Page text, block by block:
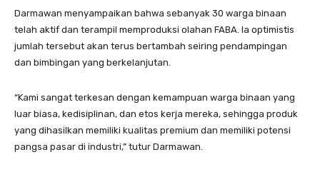
Darmawan menyampaikan bahwa sebanyak 30 warga binaan
telah aktif dan terampil memproduksi olahan FABA. Ia optimistis
jumlah tersebut akan terus bertambah seiring pendampingan
dan bimbingan yang berkelanjutan.
“Kami sangat terkesan dengan kemampuan warga binaan yang
luar biasa, kedisiplinan, dan etos kerja mereka, sehingga produk
yang dihasilkan memiliki kualitas premium dan memiliki potensi
pangsa pasar di industri,” tutur Darmawan.